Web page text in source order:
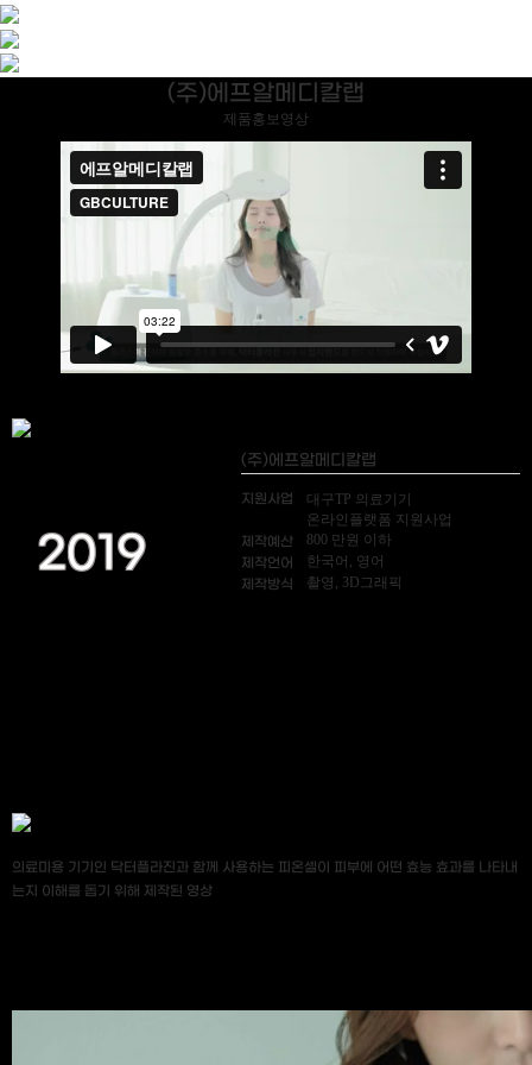
(주)에프알메디칼랩
제품홍보영상
2019
(주)에프알메디칼랩
지원사업
대구TP 의료기기
온라인플랫폼 지원사업
제작예산 800 만원 이하
제작언어 한국어, 영어
제작방식 촬영, 3D그래픽
의료미용 기기인 닥터플라진과 함께 사용하는 피온셀이 피부에 어떤 효능 효과를 나타내
는지 이해를 돕기 위해 제작된 영상